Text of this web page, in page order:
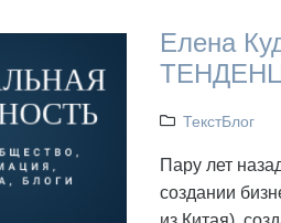
Елена
ТекстБлог
Пару лет
создании